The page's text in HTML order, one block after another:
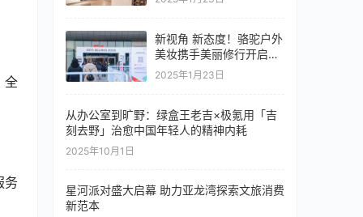
全
务
新视角 新态度！骆驼户外
美妆携手美丽修行开启专
业防晒新纪元
2025年1月23日
从办公室到旷野：绿盒王老吉×极氪用「吉
刻去野」治愈中国年轻人的精神内耗
2025年10月1日
星河派对盛大启幕 助力亚龙湾探索文旅消费
新范本